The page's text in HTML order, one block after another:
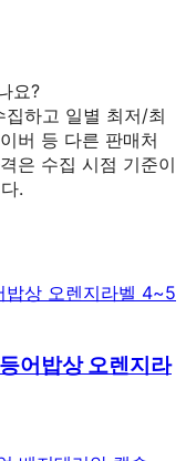
요?
하고 일별 최저/최
버 등 다른 판매처
은 수집 시점 기준이
.
어밥상 오렌지라